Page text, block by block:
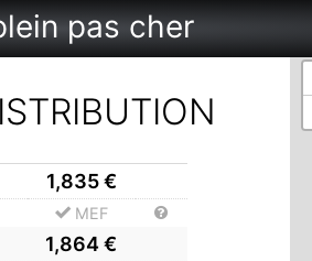
pas cher
1,835€
MEF
1,864€